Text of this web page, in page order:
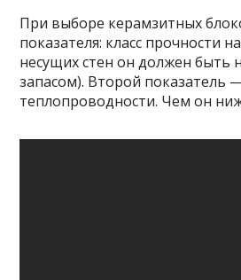
При выборе керамзитных
показателя: класс прочности
несущих стен он должен быть
запасом). Второй показатель
теплопроводности. Чем он